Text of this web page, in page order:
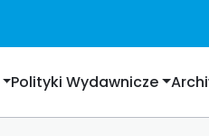
Polityki Wydawnicze